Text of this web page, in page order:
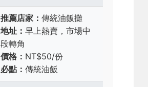
推薦店家： 傳統油飯攤
地址： 早上熱賣，市場中
段轉角
價格： NT$50/份
必點： 傳統油飯